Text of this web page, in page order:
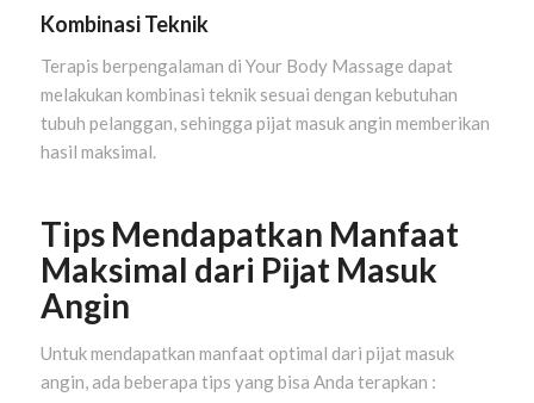
Kombinasi Teknik
Terapis berpengalaman di Your Body Massage dapat
melakukan kombinasi teknik sesuai dengan kebutuhan
tubuh pelanggan, sehingga pijat masuk angin memberikan
hasil maksimal.
Tips Mendapatkan Manfaat
Maksimal dari Pijat Masuk
Angin
Untuk mendapatkan manfaat optimal dari pijat masuk
angin, ada beberapa tips yang bisa Anda terapkan :